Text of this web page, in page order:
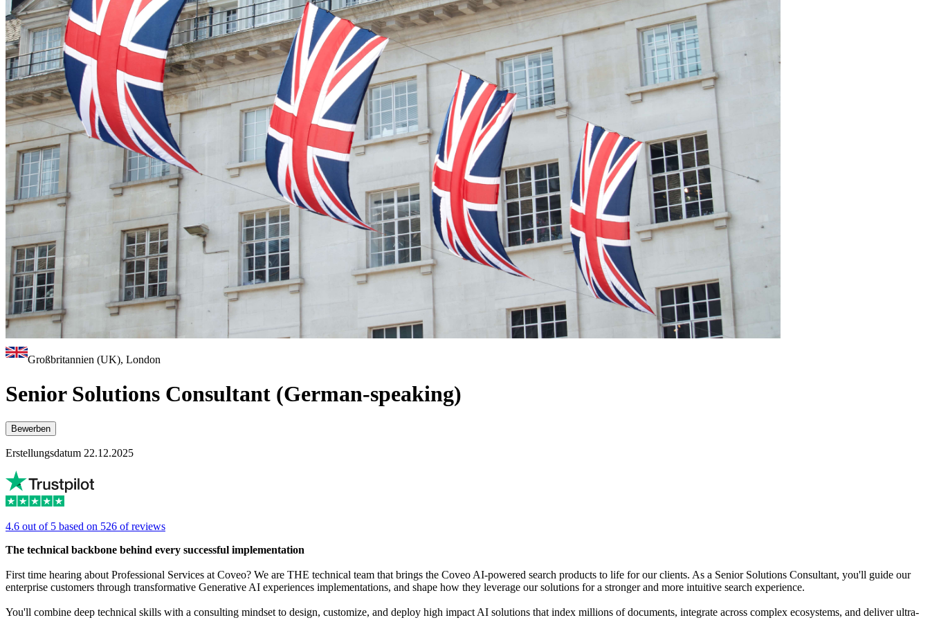
Großbritannien (UK), London
Senior Solutions Consultant (German-speaking)
Bewerben
Erstellungsdatum 22.12.2025
4.6 out of 5 based on 526 of reviews
The technical backbone behind every successful implementation
First time hearing about Professional Services at Coveo? We are THE technical team that brings the Coveo AI-powered search products to life for our clients. As a Senior Solutions Consultant, you'll guide our
enterprise customers through transformative Generative AI experiences implementations, and shape how they leverage our solutions for a stronger and more intuitive search experience.
You'll combine deep technical skills with a consulting mindset to design, customize, and deploy high impact AI solutions that index millions of documents, integrate across complex ecosystems, and deliver ultra-